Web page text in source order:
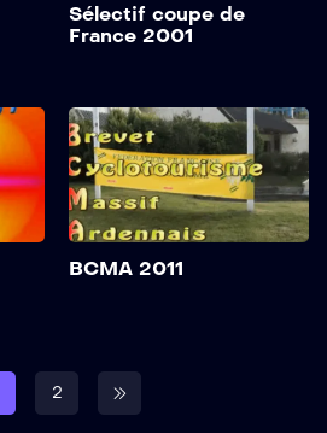
Sélectif coupe de
France 2001
BCMA 2011
2